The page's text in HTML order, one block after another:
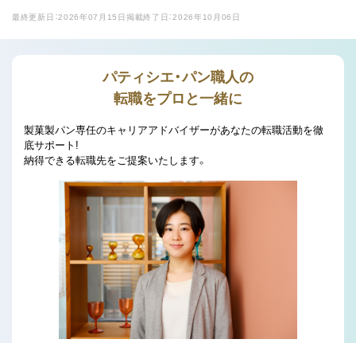
最終更新日：2026年07月15日 掲載終了日：2026年10月06日
パティシエ・パン職人の
転職をプロと一緒に
製菓製パン専任のキャリアアドバイザーがあなたの転職活動を徹
底サポート!
納得できる転職先をご提案いたします。